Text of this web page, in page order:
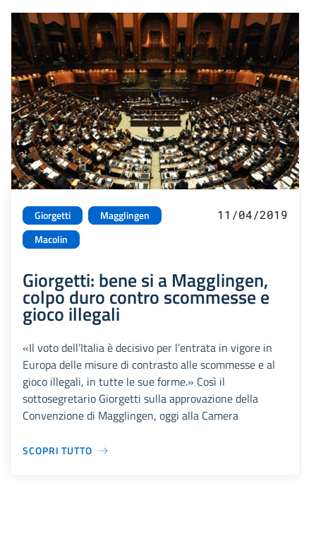
Giorgetti
Magglingen
Macolin
11/04/2019
Giorgetti: bene si a Magglingen,
colpo duro contro scommesse e
gioco illegali
«Il voto dell’Italia è decisivo per l’entrata in vigore in
Europa delle misure di contrasto alle scommesse e al
gioco illegali, in tutte le sue forme.» Così il
sottosegretario Giorgetti sulla approvazione della
Convenzione di Magglingen, oggi alla Camera
SCOPRI TUTTO